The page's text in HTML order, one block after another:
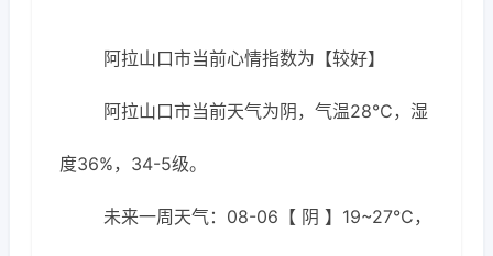
阿拉山口市当前心情指数为【较好】
阿拉山口市当前天气为阴，气温28℃，湿
度36%，34-5级。
未来一周天气：08-06【 阴 】19~27℃，